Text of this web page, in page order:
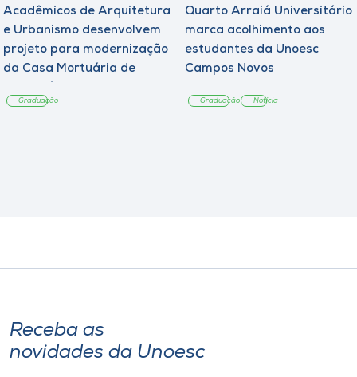
Acadêmicos de Arquitetura
e Urbanismo desenvolvem
projeto para modernização
da Casa Mortuária de
Graduação
Quarto Arraiá Universitário
marca acolhimento aos
estudantes da Unoesc
Campos Novos
Graduação Notícia
Receba as
novidades da Unoesc